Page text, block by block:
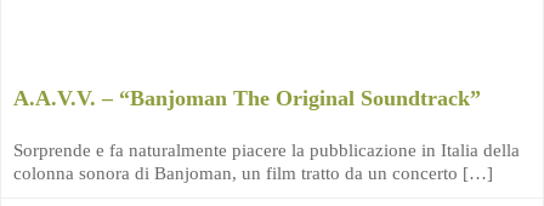
A.A.V.V. – “Banjoman The Original Soundtrack”
Sorprende e fa naturalmente piacere la pubblicazione in Italia della
colonna sonora di Banjoman, un film tratto da un concerto […]